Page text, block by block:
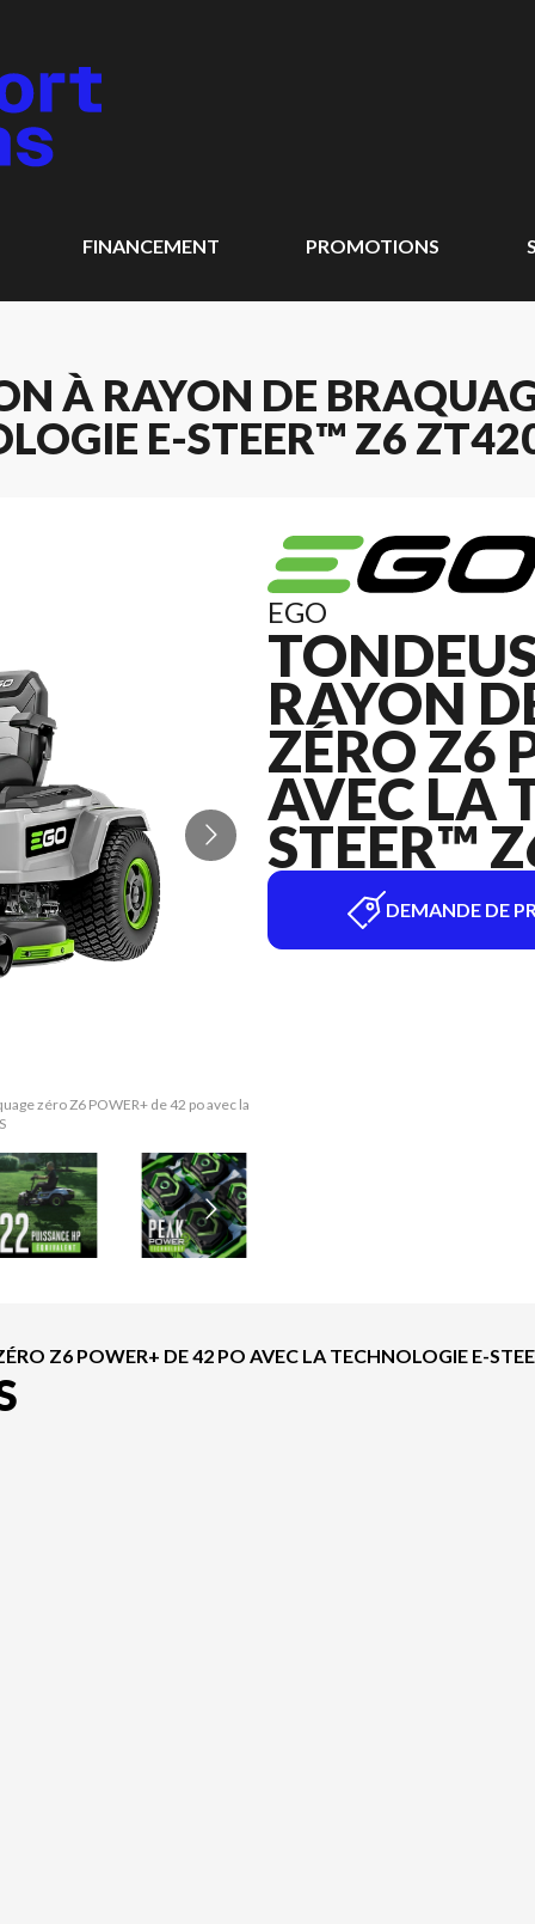
FINANCEMENT PROMOTIONS
À RAYON DE
E-STEER™ Z6
zéro Z6 POWER+ de 42 po avec la
EGO
RAYON
ZÉRO Z6
AVEC LA
STEER™
DEMANDE DE
Z6 POWER+ DE 42 PO AVEC LA TECHNOLOGIE E-